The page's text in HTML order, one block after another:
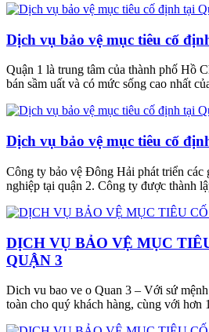
Dịch vụ bảo vệ mục tiêu cố
Quận 1 là trung tâm của thành phố Hồ
bán sầm uất và có mức sống cao nhất
Dịch vụ bảo vệ mục tiêu cố
Công ty bảo vệ Đông Hải phát triển các
nghiệp tại quận 2. Công ty được thành
DỊCH VỤ BẢO VỆ MỤC
QUẬN 3
Dich vu bao ve o Quan 3 – Với sứ
toàn cho quý khách hàng, cùng với hơn